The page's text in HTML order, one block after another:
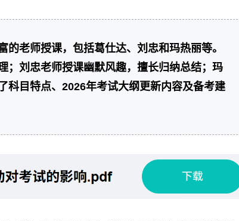
老师授课，包括葛仕达、刘忠和玛热丽等。
；刘忠老师授课幽默风趣，擅长归纳总结；玛
科目特点、2026年考试大纲更新内容及备考建